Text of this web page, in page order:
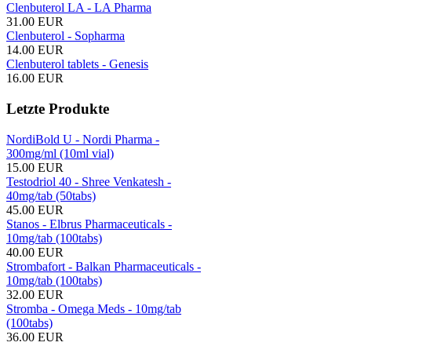
Clenbuterol LA - LA Pharma
31.00 EUR
Clenbuterol - Sopharma
14.00 EUR
Clenbuterol tablets - Genesis
16.00 EUR
Letzte Produkte
NordiBold U - Nordi Pharma -
300mg/ml (10ml vial)
15.00 EUR
Testodriol 40 - Shree Venkatesh -
40mg/tab (50tabs)
45.00 EUR
Stanos - Elbrus Pharmaceuticals -
10mg/tab (100tabs)
40.00 EUR
Strombafort - Balkan Pharmaceuticals -
10mg/tab (100tabs)
32.00 EUR
Stromba - Omega Meds - 10mg/tab
(100tabs)
36.00 EUR